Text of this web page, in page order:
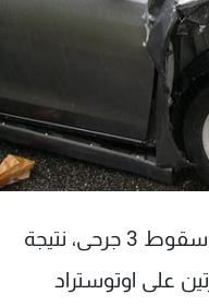
أفادت غرفة التحكم المروري عن سقوط 3 جرحى، نتيجة
على اوتوستراد